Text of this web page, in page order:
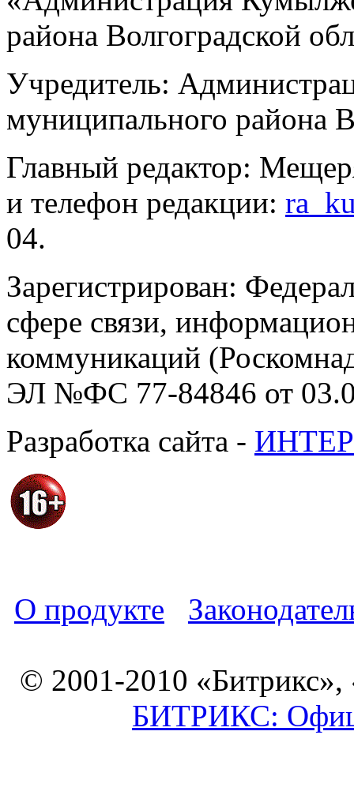
района Волгоградской
Учредитель:
муниципального района
Главный редактор:
и телефон редакции:
04.
Зарегистрирован:
сфере связи,
коммуникаций
ЭЛ №ФС 77-84846 от
Разработка сайта -
О продукте
© 2001-2010 «Битрикс»,
БИТРИКС: